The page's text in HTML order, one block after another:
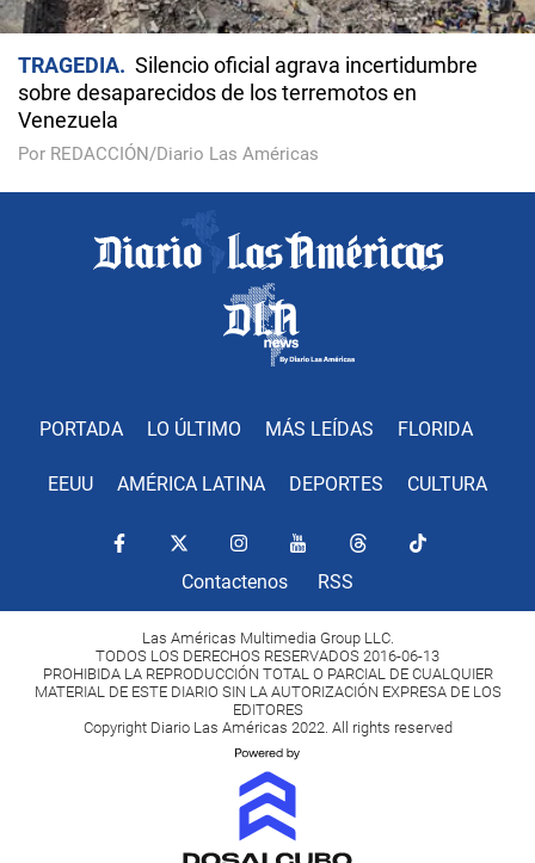
TRAGEDIA
Silencio oficial agrava incertidumbre
sobre desaparecidos de los terremotos en
Venezuela
Por REDACCIÓN/Diario Las Américas
PORTADA LO ÚLTIMO MÁS LEÍDAS FLORIDA
EEUU AMÉRICA LATINA DEPORTES CULTURA
Contactenos RSS
Las Américas Multimedia Group LLC.
TODOS LOS DERECHOS RESERVADOS 2016-06-13
PROHIBIDA LA REPRODUCCIÓN TOTAL O PARCIAL DE CUALQUIER
MATERIAL DE ESTE DIARIO SIN LA AUTORIZACIÓN EXPRESA DE LOS
EDITORES
Copyright Diario Las Américas 2022. All rights reserved